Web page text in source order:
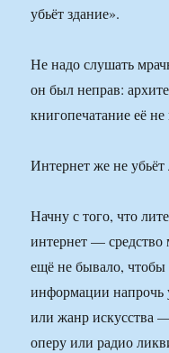
убьёт здание».
Не надо слушать
он был неправ:
книгопечатание её
Интернет же не
Начну с того, что
интернет —
ещё не бывало, чтобы
информации напрочь
или жанр искусства
оперу или радио